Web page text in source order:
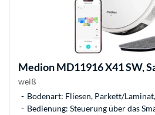
MedionMD11916 X41 SW,
weiß
Bodenart: Fliesen, Parkett/
Bedienung: Steuerung über das